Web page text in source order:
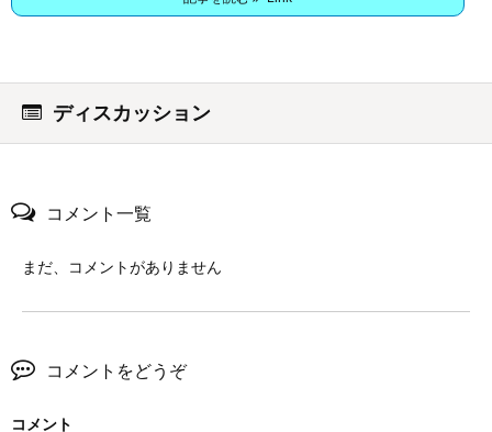
ディスカッション
コメント一覧
まだ、コメントがありません
コメントをどうぞ
コメント